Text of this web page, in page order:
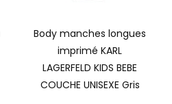
Body manches longues
imprimé KARL
LAGERFELD KIDS BEBE
COUCHE UNISEXE Gris